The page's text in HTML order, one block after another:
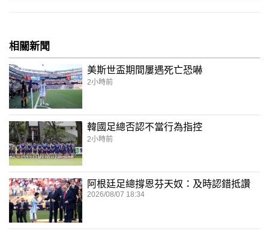
相關新聞
美斯世盃期間屢遇死亡恐嚇
2小時前
韓國足總否認不當行為指控
2小時前
阿根廷足總撐恩芬天奴：及時認錯抵讚
2026/08/07 18:34